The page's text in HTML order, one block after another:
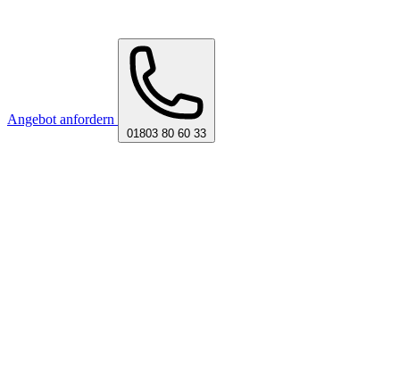
Angebot anfordern
01803 80 60 33